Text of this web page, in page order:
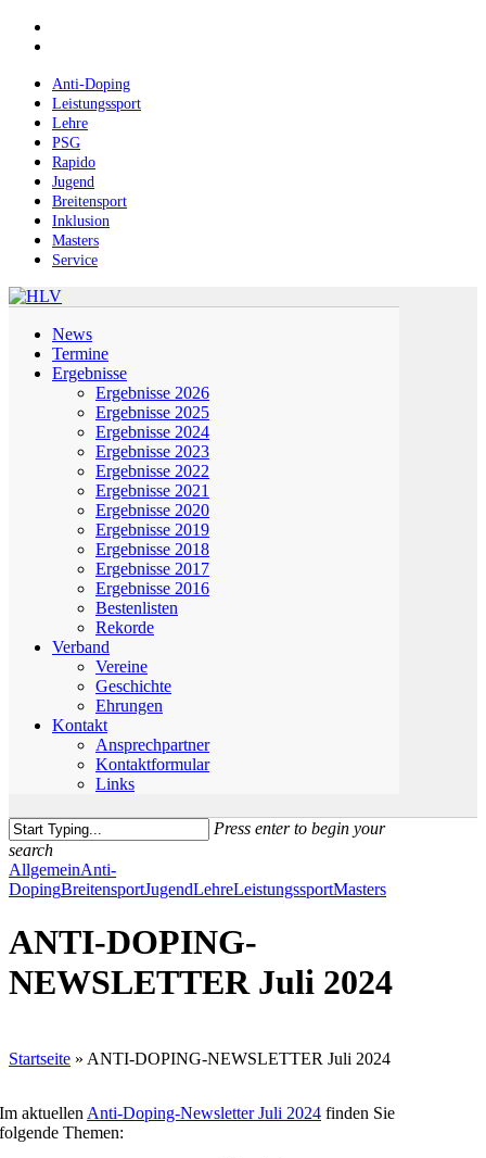
Skip
contentAnti-Doping
Leistungssport
Lehre
PSG
Rapido
Jugend
Breitensport
Inklusion
Masters
Service
News
Termine
Ergebnisse
Ergebnisse 2026
Ergebnisse 2025
Ergebnisse 2024
Ergebnisse 2023
Ergebnisse 2022
Ergebnisse 2021
Ergebnisse 2020
Ergebnisse 2019
Ergebnisse 2018
Ergebnisse 2017
Ergebnisse 2016
Bestenlisten
Rekorde
Verband
Vereine
Geschichte
Ehrungen
Kontakt
Ansprechpartner
Kontaktformular
Links
Press enter to begin your
search
Close
Search
AllgemeinAnti-
DopingBreitensportJugendLehreLeistungssportMasters
ANTI-DOPING-
NEWSLETTER Juli 2024
Startseite » ANTI-DOPING-NEWSLETTER Juli 2024
Im aktuellen Anti-Doping-Newsletter Juli 2024 finden Sie
folgende Themen: